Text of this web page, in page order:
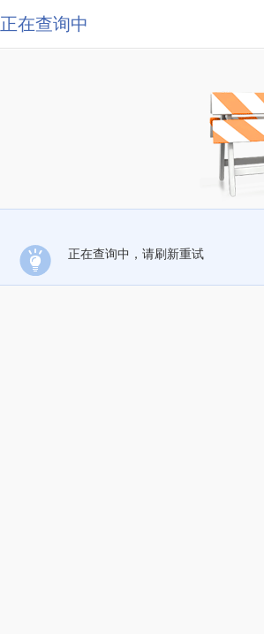
正在查询中
正在查询中，请刷新重试